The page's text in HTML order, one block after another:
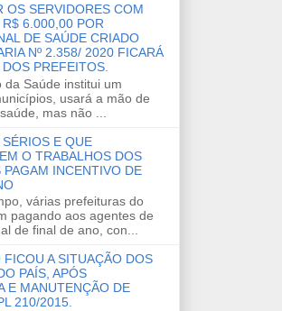
OS SERVIDORES COM
R$ 6.000,00 POR
DE SAÚDE CRIADO
Nº 2.358/ 2020 FICARÁ
PREFEITOS.
da Saúde institui um
usará a mão de
mas não ...
E QUE
O TRABALHOS DOS
PAGAM INCENTIVO DE
várias prefeituras do
pagando aos agentes de
de final de ano, con...
FICOU A SITUAÇÃO DOS
PAÍS, APÓS
E MANUTENÇÃO DE
210/2015.